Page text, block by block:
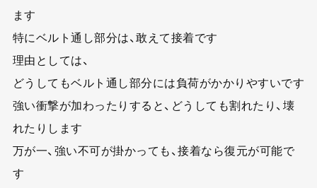
ます
特にベルト通し部分は、敢えて接着です
理由としては、
どうしてもベルト通し部分には負荷がかかりやすいです
強い衝撃が加わったりすると、どうしても割れたり、壊
れたりします
万が一、強い不可が掛かっても、接着なら復元が可能で
す